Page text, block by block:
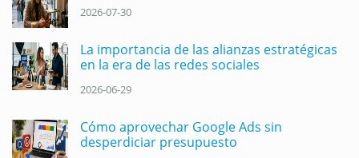
2026-07-30
La importancia de las alianzas estratégicas
en la era de las redes sociales
2026-06-29
Cómo aprovechar Google Ads sin
desperdiciar presupuesto